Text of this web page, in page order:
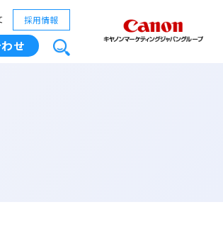
採用情報
せ